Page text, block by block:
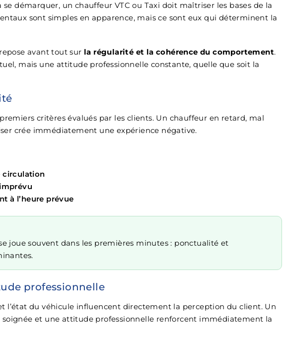
démarquer, un chauffeur VTC ou Taxi doit maîtriser les bases de la
sont simples en apparence, mais ce sont eux qui déterminent la
avant tout sur la régularité et la cohérence du comportement.
mais une attitude professionnelle constante, quelle que soit la
critères évalués par les clients. Un chauffeur en retard, mal
crée immédiatement une expérience négative.
circulation
à l’heure prévue
joue souvent dans les premières minutes : ponctualité et
professionnelle
l’état du véhicule influencent directement la perception du client. Un
et une attitude professionnelle renforcent immédiatement la